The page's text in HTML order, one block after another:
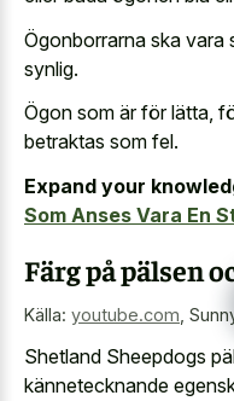
Ögonborrarna ska vara
synlig.
Ögon som är för lätta,
betraktas som fel.
Expand your
Som Anses Vara En
Färg på pälsen
Källa: youtube.com
Shetland Sheepdogs
kännetecknande